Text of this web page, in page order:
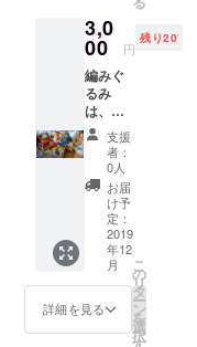
ネー･ステー
ションを開
催(3月)女性
ならではの
悩み等を語
る場とし
て、女性限
定のカフェ
「COMJO(
こむ女)☆カ
フェ」(ファ
シリテー
ターひろき
さん、生田
い。
3,0
00 円
残り20
編みぐ
るみ
は、障
害者施
設の商
品にな
りま
す。
キャラ
クター
のご指
定いた
だけな
い旨、
ご了承
くださ
支援
者：
0人
お届
け予
定：
2019
年12
月
詳細を見る
こ
の
リ
タ
ー
ン
を
選
択